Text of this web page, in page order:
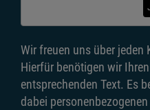
Wir freuen uns über
Hierfür benötigen wir
entsprechenden Text. Es
dabei